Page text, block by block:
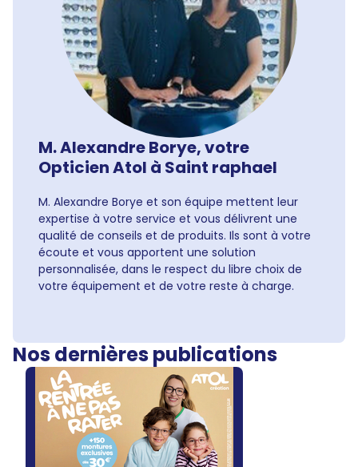
M. Alexandre Borye, votre
Opticien Atol à Saint raphael
M. Alexandre Borye et son équipe mettent leur
expertise à votre service et vous délivrent une
qualité de conseils et de produits. Ils sont à votre
écoute et vous apportent une solution
personnalisée, dans le respect du libre choix de
votre équipement et de votre reste à charge.
Nos dernières publications